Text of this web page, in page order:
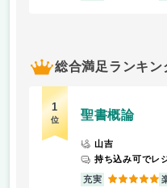
総合満足ランキン
1
位 聖書概論
山吉
持ち込み可でレ
充実 5